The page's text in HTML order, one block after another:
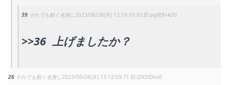
39 それでも動く名無し2023/06/26(月) 13:16:10.93 pgXE8+A20
>>36 上げましたか？
26 それでも動く名無し2023/06/26(月) 13:12:59.71 I2X3XDvu0